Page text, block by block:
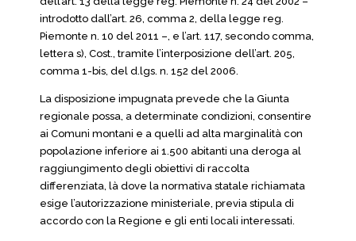
introdotto dall’art. 26, comma 2, della legge reg.
Piemonte n. 10 del 2011 –, e l’art. 117, secondo comma,
lettera s), Cost., tramite l’interposizione dell’art. 205,
comma 1-bis, del d.lgs. n. 152 del 2006.
La disposizione impugnata prevede che la Giunta
regionale possa, a determinate condizioni, consentire
ai Comuni montani e a quelli ad alta marginalità con
popolazione inferiore ai 1.500 abitanti una deroga al
raggiungimento degli obiettivi di raccolta
differenziata, là dove la normativa statale richiamata
esige l’autorizzazione ministeriale, previa stipula di
accordo con la Regione e gli enti locali interessati.